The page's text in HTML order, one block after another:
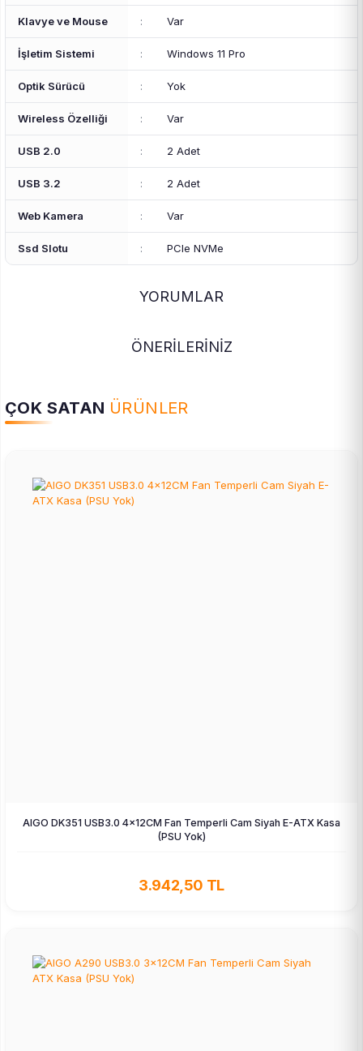
Klavye ve Mouse : Var
İşletim Sistemi : Windows 11 Pro
Optik Sürücü : Yok
Wireless Özelliği : Var
USB 2.0 : 2 Adet
USB 3.2 : 2 Adet
Web Kamera : Var
Ssd Slotu : PCIe NVMe
YORUMLAR
ÖNERİLERİNİZ
ÇOK SATAN ÜRÜNLER
AIGO DK351 USB3.0 4×12CM Fan Temperli Cam Siyah E-ATX Kasa
(PSU Yok)
3.942,50 TL